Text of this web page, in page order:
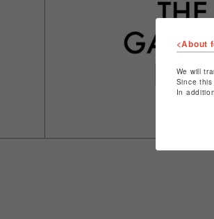
<About
We will
Since
In